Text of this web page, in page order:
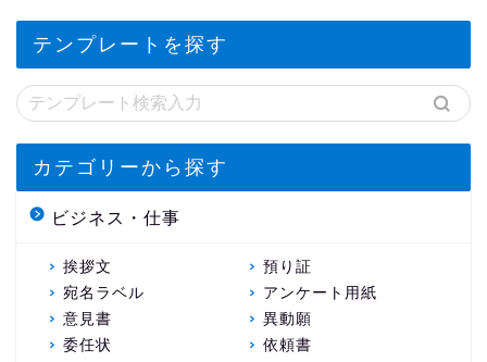
テンプレートを探す
カテゴリーから探す
ビジネス・仕事
挨拶文
預り証
宛名ラベル
アンケート用紙
意見書
異動願
委任状
依頼書